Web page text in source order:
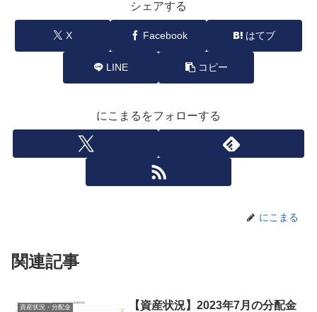
シェアする
X Facebook はてブ
LINE コピー
にこまるをフォローする
にこまる
関連記事
資産状況・分配金
【資産状況】2023年7月の分配金